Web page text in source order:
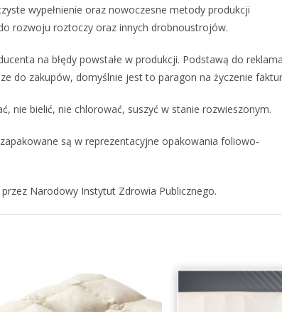
wypełnienie oraz nowoczesne metody produkcji
rozwoju roztoczy oraz innych drobnoustrojów.
na błędy powstałe w produkcji. Podstawą do
do zakupów, domyślnie jest to paragon na życzenie
nie bielić, nie chlorować, suszyć w stanie rozwieszonym.
są w reprezentacyjne opakowania foliowo-
Narodowy Instytut Zdrowia Publicznego.